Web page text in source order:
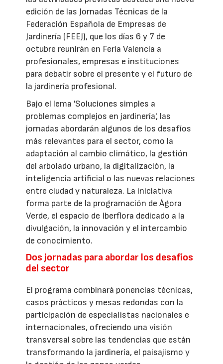
edición de las Jornadas Técnicas de la
Federación Española de Empresas de
Jardinería (FEEJ), que los días 6 y 7 de
octubre reunirán en Feria Valencia a
profesionales, empresas e instituciones
para debatir sobre el presente y el futuro de
la jardinería profesional.
Bajo el lema 'Soluciones simples a
problemas complejos en jardinería', las
jornadas abordarán algunos de los desafíos
más relevantes para el sector, como la
adaptación al cambio climático, la gestión
del arbolado urbano, la digitalización, la
inteligencia artificial o las nuevas relaciones
entre ciudad y naturaleza. La iniciativa
forma parte de la programación de Ágora
Verde, el espacio de Iberflora dedicado a la
divulgación, la innovación y el intercambio
de conocimiento.
Dos jornadas para abordar los desafíos
del sector
El programa combinará ponencias técnicas,
casos prácticos y mesas redondas con la
participación de especialistas nacionales e
internacionales, ofreciendo una visión
transversal sobre las tendencias que están
transformando la jardinería, el paisajismo y